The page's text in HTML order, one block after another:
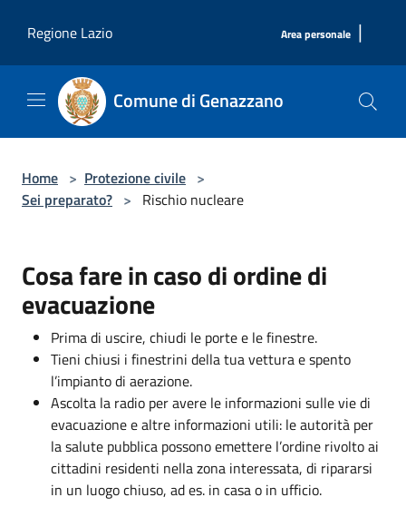
Regione Lazio
Area personale |
Comune di Genazzano
Home > Protezione civile >
Sei preparato? > Rischio nucleare
Cosa fare in caso di ordine di
evacuazione
Prima di uscire, chiudi le porte e le finestre.
Tieni chiusi i finestrini della tua vettura e spento
l’impianto di aerazione.
Ascolta la radio per avere le informazioni sulle vie di
evacuazione e altre informazioni utili: le autorità per
la salute pubblica possono emettere l’ordine rivolto ai
cittadini residenti nella zona interessata, di ripararsi
in un luogo chiuso, ad es. in casa o in ufficio.